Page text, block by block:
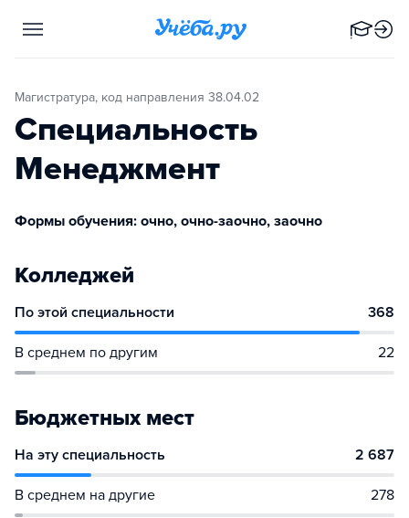
Магистратура, код направления 38.04.02
Специальность
Менеджмент
Формы обучения: очно, очно-заочно, заочно
Колледжей
По этой специальности 368
В среднем по другим 22
Бюджетных мест
На эту специальность 2 687
В среднем на другие 278